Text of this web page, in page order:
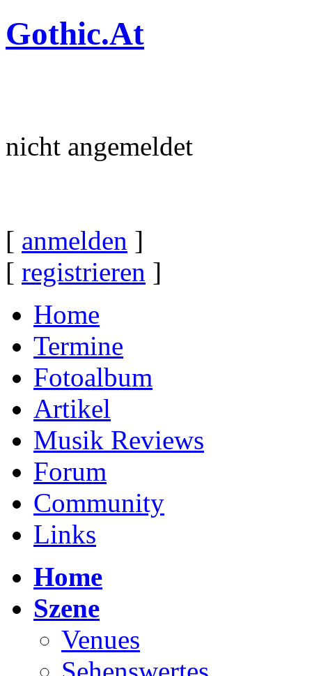
Gothic.At
nicht angemeldet
[ anmelden ]
[ registrieren ]
Home
Termine
Fotoalbum
Artikel
Musik Reviews
Forum
Community
Links
Home
Szene
Venues